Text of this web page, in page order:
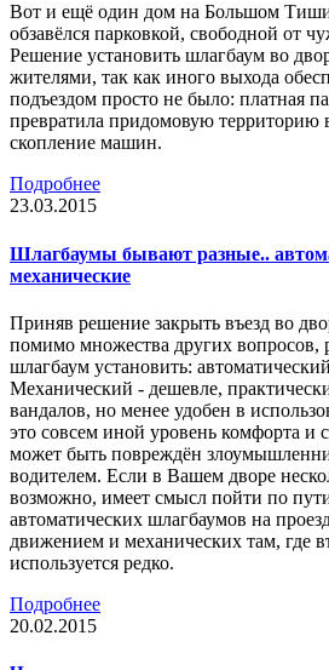
Вот и ещё один дом на Большом
обзавёлся парковкой, свободной от
Решение установить шлагбаум во
жителями, так как иного выхода
подъездом просто не было: платная
превратила придомовую территорию
скопление машин.
Подробнее
23.03.2015
Шлагбаумы бывают разные..
механические
Приняв решение закрыть въезд во
помимо множества других вопросов,
шлагбаум установить:
Механический - дешевле,
вандалов, но менее удобен в
это совсем иной уровень комфорта и
может быть повреждён
водителем. Если в Вашем дворе
возможно, имеет смысл пойти по
автоматических шлагбаумов на
движением и механических там, где
используется редко.
Подробнее
20.02.2015